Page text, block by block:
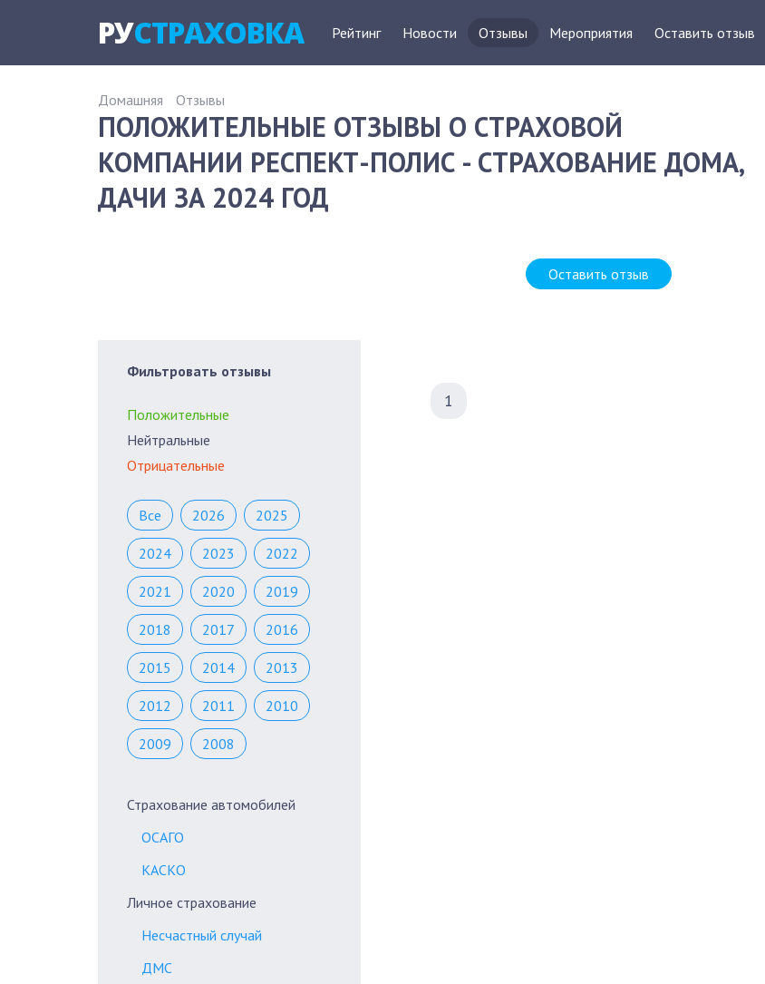
РУСТРАХОВКА Рейтинг Новости Отзывы Мероприятия Оставить отзыв
Домашняя Отзывы
ПОЛОЖИТЕЛЬНЫЕ ОТЗЫВЫ О СТРАХОВОЙ
КОМПАНИИ РЕСПЕКТ-ПОЛИС - СТРАХОВАНИЕ ДОМА,
ДАЧИ ЗА 2024 ГОД
Оставить отзыв
1
Фильтровать отзывы
Положительные
Нейтральные
Отрицательные
Все 2026 2025
2024 2023 2022
2021 2020 2019
2018 2017 2016
2015 2014 2013
2012 2011 2010
2009 2008
Страхование автомобилей
ОСАГО
КАСКО
Личное страхование
Несчастный случай
ДМС